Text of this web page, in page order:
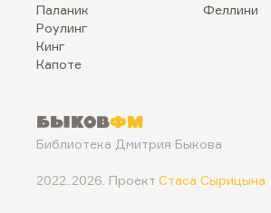
Паланик
Роулинг
Кинг
Капоте
Феллини
БыковФМ
Библиотека Дмитрия Быкова
2022..2026. Проект Стаса Сырицына